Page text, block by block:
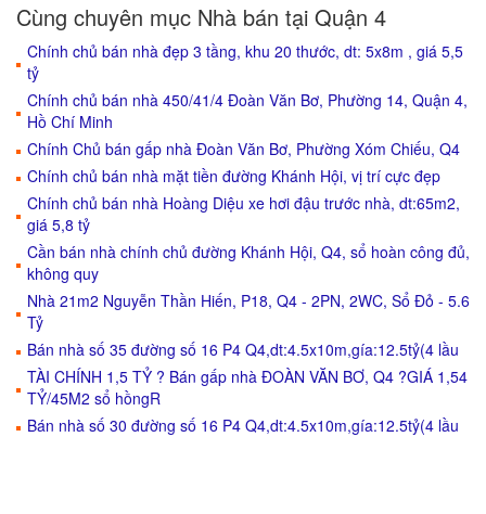
Cùng chuyên mục Nhà bán tại Quận 4
Chính chủ bán nhà đẹp 3 tầng, khu 20 thước, dt: 5x8m , giá 5,5
tỷ
Chính chủ bán nhà 450/41/4 Đoàn Văn Bơ, Phường 14, Quận 4,
Hồ Chí Minh
Chính Chủ bán gấp nhà Đoàn Văn Bơ, Phường Xóm Chiếu, Q4
Chính chủ bán nhà mặt tiền đường Khánh Hội, vị trí cực đẹp
Chính chủ bán nhà Hoàng Diệu xe hơi đậu trước nhà, dt:65m2,
giá 5,8 tỷ
Cần bán nhà chính chủ đường Khánh Hội, Q4, sổ hoàn công đủ,
không quy
Nhà 21m2 Nguyễn Thần Hiến, P18, Q4 - 2PN, 2WC, Sổ Đỏ - 5.6
Tỷ
Bán nhà số 35 đường số 16 P4 Q4,dt:4.5x10m,gía:12.5tỷ(4 lầu
TÀI CHÍNH 1,5 TỶ ? Bán gấp nhà ĐOÀN VĂN BƠ, Q4 ?GIÁ 1,54
TỶ/45M2 sổ hồngR
Bán nhà số 30 đường số 16 P4 Q4,dt:4.5x10m,gía:12.5tỷ(4 lầu